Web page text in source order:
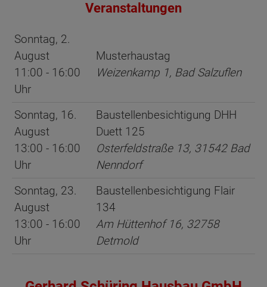
Veranstaltungen
Sonntag, 2.
August
11:00 - 16:00
Uhr
Musterhaustag
Weizenkamp 1, Bad Salzuflen
Sonntag, 16.
August
13:00 - 16:00
Uhr
Baustellenbesichtigung DHH
Duett 125
Osterfeldstraße 13, 31542 Bad
Nenndorf
Sonntag, 23.
August
13:00 - 16:00
Uhr
Baustellenbesichtigung Flair
134
Am Hüttenhof 16, 32758
Detmold